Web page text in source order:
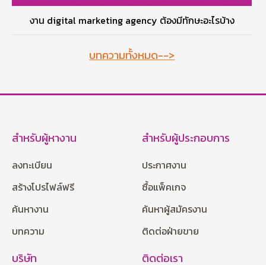
งาน digital marketing agency ต้องมีทักษะอะไรบ้าง
บทความทั้งหมด-->
สำหรับผู้หางาน
ลงทะเบียน
สร้างโปรไฟล์ฟรี
ค้นหางาน
บทความ
สำหรับผู้ประกอบการ
ประกาศงาน
ซื้อแพ็คเกจ
ค้นหาผู้สมัครงาน
ติดต่อฝ่ายขาย
บริษัท ติดต่อเรา